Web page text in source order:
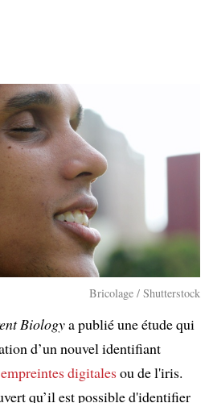
Bricolage / Shutterstock
Biologya publié une étude qui
d’un nouvel identifiant
empreintes digitalesou de l'iris.
qu’il est possible d'identifier